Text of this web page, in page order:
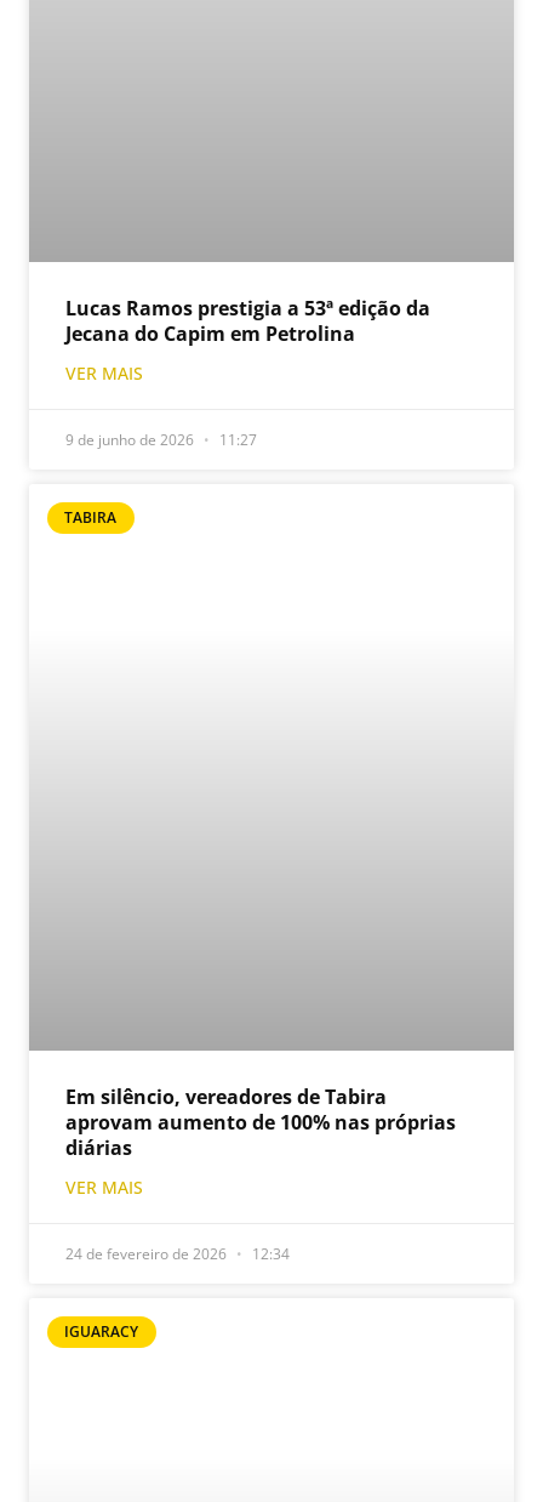
Lucas Ramos prestigia a 53ª edição da
Jecana do Capim em Petrolina
VER MAIS
9 de junho de 2026 11:27
TABIRA
Em silêncio, vereadores de Tabira
aprovam aumento de 100% nas próprias
diárias
VER MAIS
24 de fevereiro de 2026 12:34
IGUARACY